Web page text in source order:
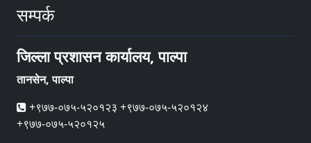
सम्पर्क
जिल्ला प्रशासन कार्यालय, पाल्पा
तानसेन, पाल्पा
+९७७-०७५-५२०१२३ +९७७-०७५-५२०१२४
+९७७-०७५-५२०१२५